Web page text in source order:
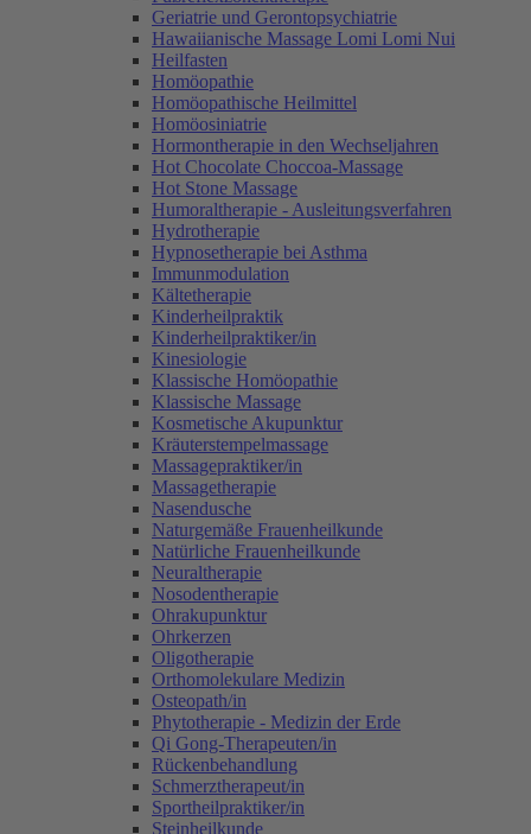
Geriatrie und Gerontopsychiatrie
Hawaiianische Massage Lomi Lomi Nui
Heilfasten
Homöopathie
Homöopathische Heilmittel
Homöosiniatrie
Hormontherapie in den Wechseljahren
Hot Chocolate Choccoa-Massage
Hot Stone Massage
Humoraltherapie - Ausleitungsverfahren
Hydrotherapie
Hypnosetherapie bei Asthma
Immunmodulation
Kältetherapie
Kinderheilpraktik
Kinderheilpraktiker/in
Kinesiologie
Klassische Homöopathie
Klassische Massage
Kosmetische Akupunktur
Kräuterstempelmassage
Massagepraktiker/in
Massagetherapie
Nasendusche
Naturgemäße Frauenheilkunde
Natürliche Frauenheilkunde
Neuraltherapie
Nosodentherapie
Ohrakupunktur
Ohrkerzen
Oligotherapie
Orthomolekulare Medizin
Osteopath/in
Phytotherapie - Medizin der Erde
Qi Gong-Therapeuten/in
Rückenbehandlung
Schmerztherapeut/in
Sportheilpraktiker/in
Steinheilkunde